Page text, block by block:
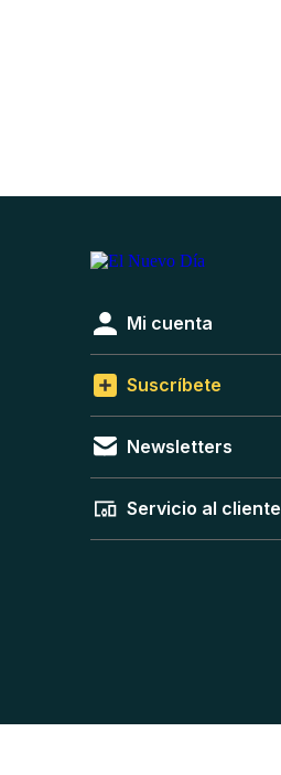
Mi cuenta
Suscríbete
Newsletters
Servicio al cliente